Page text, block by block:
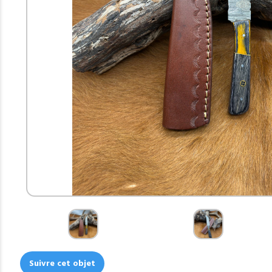
Suivre cet objet